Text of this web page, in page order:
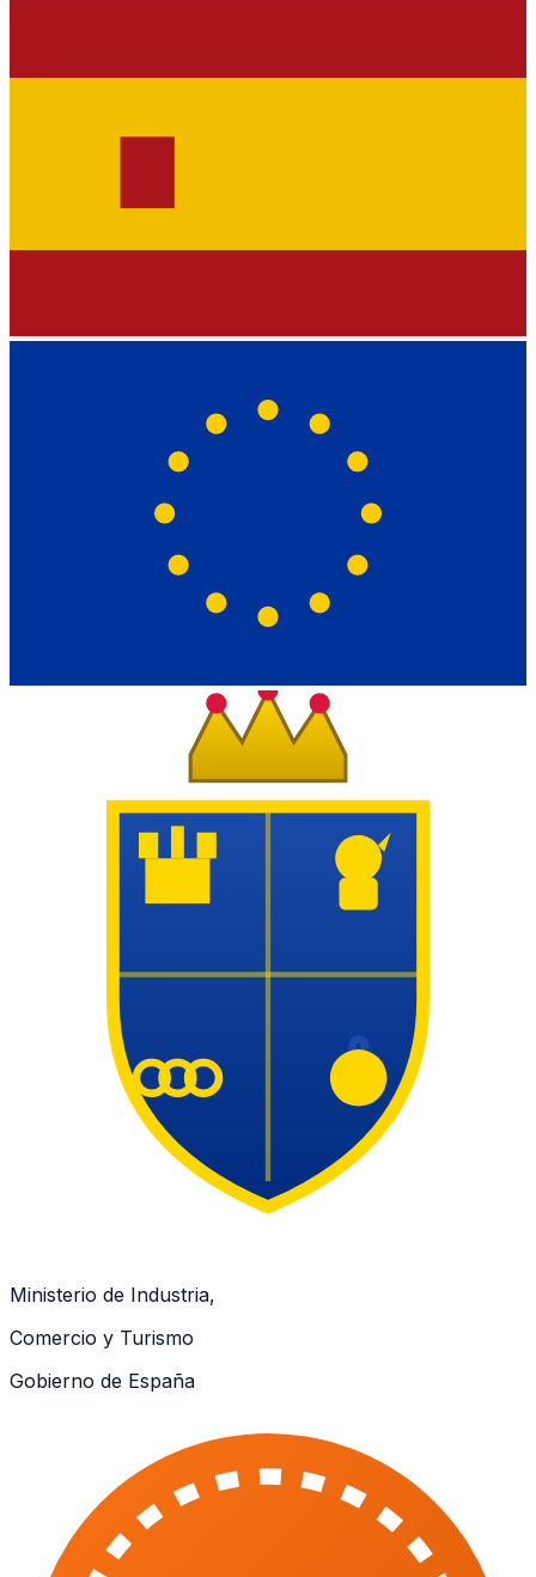
Ministerio de Industria,
Comercio y Turismo
Gobierno de España